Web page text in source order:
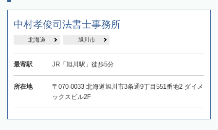
中村孝俊司法書士事務所
北海道 旭川市
最寄駅 JR「旭川駅」徒歩5分
所在地
〒070-0033 北海道旭川市3条通9丁目551番地2 ダイメ
ックスビル2F